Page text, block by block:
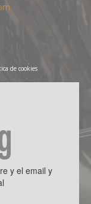
de cookies